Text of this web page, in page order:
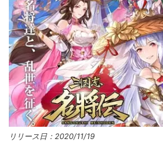
リリース日：2020/11/19